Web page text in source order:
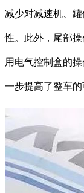
减少对减速机、
性。此外，尾部
用电气控制盒的
一步提高了整车的